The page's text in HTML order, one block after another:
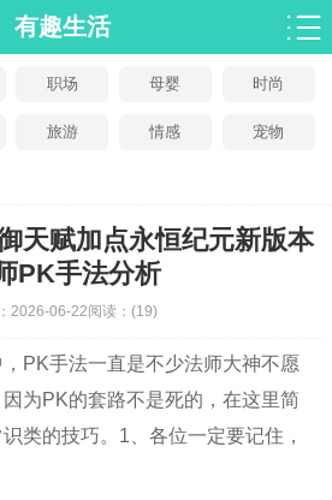
有趣生活
职场 母婴 时尚
旅游 情感 宠物
天赋加点永恒纪元新版本
PK手法分析
2026-06-22阅读： (19)
PK手法一直是不少法师大神不愿
为PK的套路不是死的，在这里简
类的技巧。1、各位一定要记住，